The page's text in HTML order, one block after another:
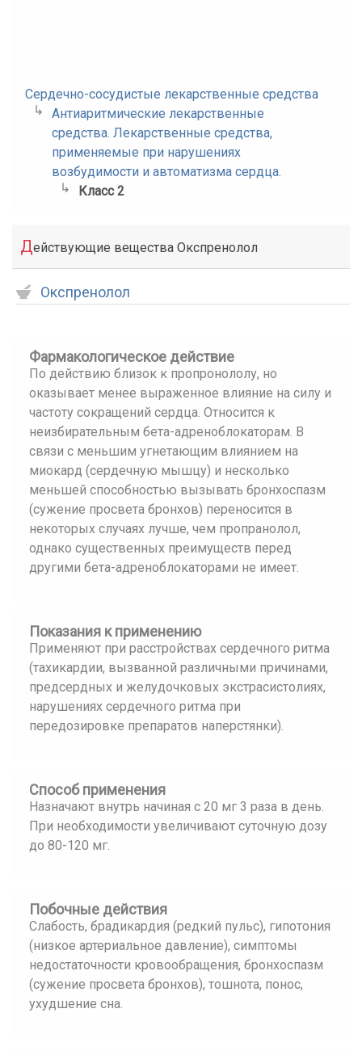
Сердечно-сосудистые лекарственные средства
Антиаритмические лекарственные
средства. Лекарственные средства,
применяемые при нарушениях
возбудимости и автоматизма сердца.
Класс 2
Действующие вещества Окспренолол
Окспренолол
Фармакологическое действие
По действию близок к пропронололу, но
оказывает менее выраженное влияние на силу и
частоту сокращений сердца. Относится к
неизбирательным бета-адреноблокаторам. В
связи с меньшим угнетающим влиянием на
миокард (сердечную мышцу) и несколько
меньшей способностью вызывать бронхоспазм
(сужение просвета бронхов) переносится в
некоторых случаях лучше, чем пропранолол,
однако существенных преимуществ перед
другими бета-адреноблокаторами не имеет.
Показания к применению
Применяют при расстройствах сердечного ритма
(тахикардии, вызванной различными причинами,
предсердных и желудочковых экстрасистолиях,
нарушениях сердечного ритма при
передозировке препаратов наперстянки).
Способ применения
Назначают внутрь начиная с 20 мг 3 раза в день.
При необходимости увеличивают суточную дозу
до 80-120 мг.
Побочные действия
Слабость, брадикардия (редкий пульс), гипотония
(низкое артериальное давление), симптомы
недостаточности кровообращения, бронхоспазм
(сужение просвета бронхов), тошнота, понос,
ухудшение сна.